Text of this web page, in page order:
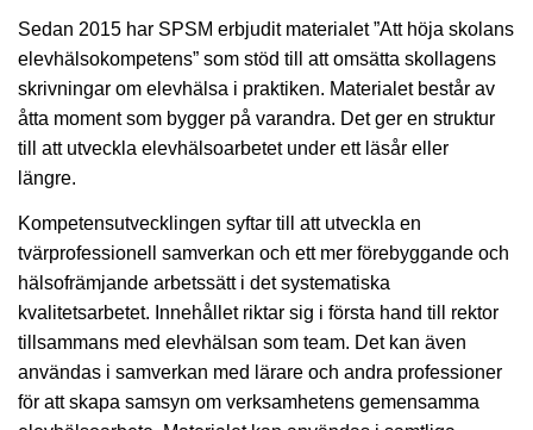
Sedan 2015 har SPSM erbjudit materialet ”Att höja skolans
elevhälsokompetens” som stöd till att omsätta skollagens
skrivningar om elevhälsa i praktiken. Materialet består av
åtta moment som bygger på varandra. Det ger en struktur
till att utveckla elevhälsoarbetet under ett läsår eller
längre.
Kompetensutvecklingen syftar till att utveckla en
tvärprofessionell samverkan och ett mer förebyggande och
hälsofrämjande arbetssätt i det systematiska
kvalitetsarbetet. Innehållet riktar sig i första hand till rektor
tillsammans med elevhälsan som team. Det kan även
användas i samverkan med lärare och andra professioner
för att skapa samsyn om verksamhetens gemensamma